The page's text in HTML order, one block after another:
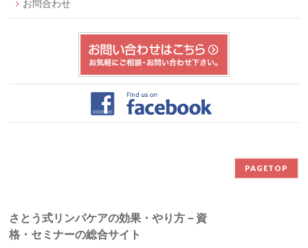
お問合わせ
PAGETOP
さとう式リンパケアの効果・やり方－資
格・セミナーの総合サイト